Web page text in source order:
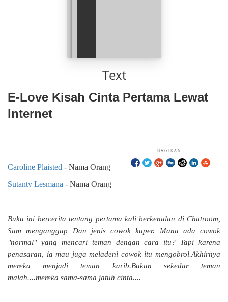
Text
E-Love Kisah Cinta Pertama Lewat
Internet
BAGIKAN:
Caroline Plaisted - Nama Orang
Sutanty Lesmana - Nama Orang
Buku ini bercerita tentang pertama kali berkenalan di Chatroom,
Sam menganggap Dan jenis cowok kuper. Mana ada cowok
"normal" yang mencari teman dengan cara itu? Tapi karena
penasaran, ia mau juga meladeni cowok itu mengobrol.Akhirnya
mereka menjadi teman karib.Bukan sekedar teman
malah....mereka sama-sama jatuh cinta....